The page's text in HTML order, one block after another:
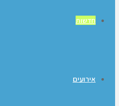
חדשות
אירועים